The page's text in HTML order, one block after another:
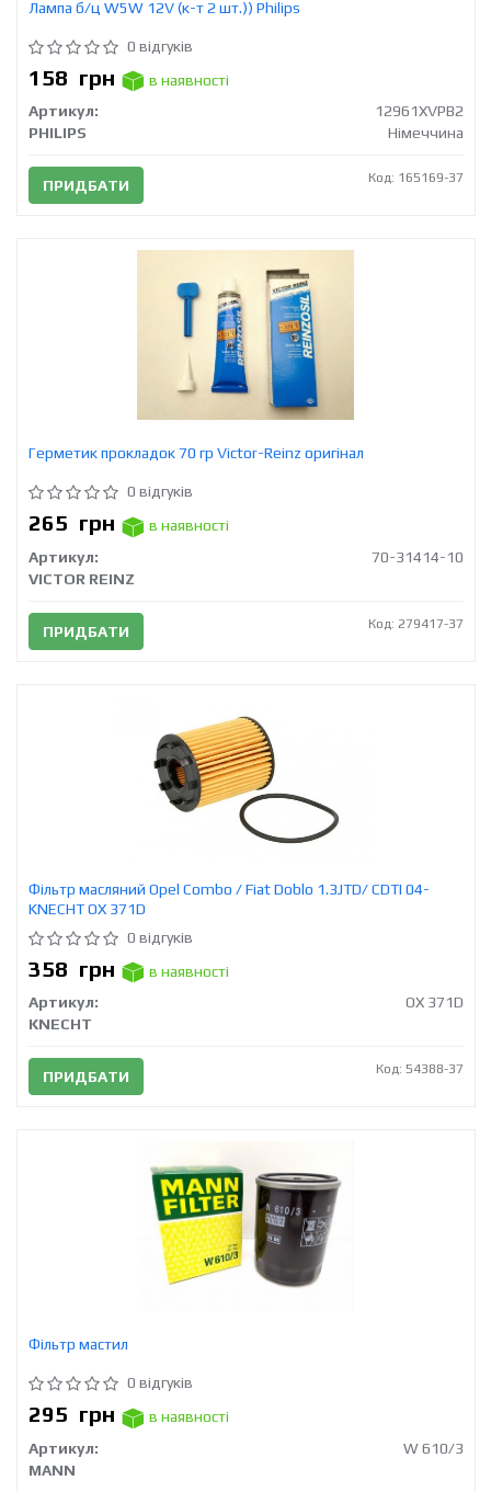
Лампа б/ц W5W 12V (к-т 2 шт.)) Philips
0 відгуків
158 грн
в наявності
Артикул:
12961XVPB2
PHILIPS
Німеччина
ПРИДБАТИ Код: 165169-37
Герметик прокладок 70 гр Victor-Reinz оригінал
0 відгуків
265 грн
в наявності
Артикул:
70-31414-10
VICTOR REINZ
ПРИДБАТИ Код: 279417-37
Фільтр масляний Opel Combo / Fiat Doblo 1.3JTD/ CDTI 04-
KNECHT OX 371D
0 відгуків
358 грн
в наявності
Артикул:
OX 371D
KNECHT
ПРИДБАТИ Код: 54388-37
Фільтр мастил
0 відгуків
295 грн
в наявності
Артикул:
W 610/3
MANN